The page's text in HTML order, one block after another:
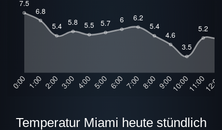
Temperatur Miami heute stündlich